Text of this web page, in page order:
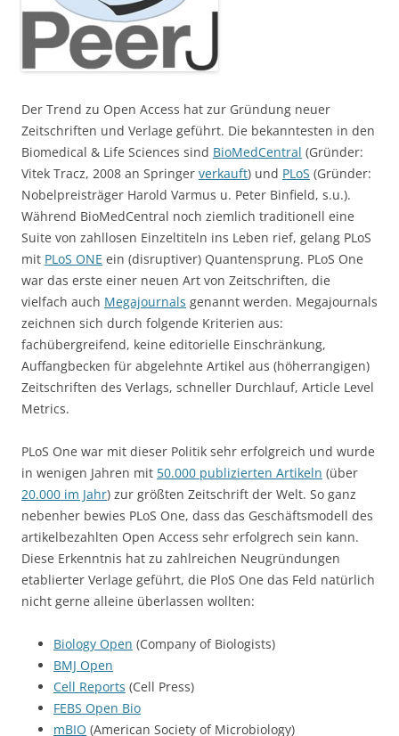
Der Trend zu Open Access hat zur Gründung neuer
Zeitschriften und Verlage geführt. Die bekanntesten in den
Biomedical & Life Sciences sind BioMedCentral (Gründer:
Vitek Tracz, 2008 an Springer verkauft) und PLoS (Gründer:
Nobelpreisträger Harold Varmus u. Peter Binfield, s.u.).
Während BioMedCentral noch ziemlich traditionell eine
Suite von zahllosen Einzeltiteln ins Leben rief, gelang PLoS
mit PLoS ONE ein (disruptiver) Quantensprung. PLoS One
war das erste einer neuen Art von Zeitschriften, die
vielfach auch Megajournals genannt werden. Megajournals
zeichnen sich durch folgende Kriterien aus:
fachübergreifend, keine editorielle Einschränkung,
Auffangbecken für abgelehnte Artikel aus (höherrangigen)
Zeitschriften des Verlags, schneller Durchlauf, Article Level
Metrics.
PLoS One war mit dieser Politik sehr erfolgreich und wurde
in wenigen Jahren mit 50.000 publizierten Artikeln (über
20.000 im Jahr) zur größten Zeitschrift der Welt. So ganz
nebenher bewies PLoS One, dass das Geschäftsmodell des
artikelbezahlten Open Access sehr erfolgrech sein kann.
Diese Erkenntnis hat zu zahlreichen Neugründungen
etablierter Verlage geführt, die PloS One das Feld natürlich
nicht gerne alleine überlassen wollten:
Biology Open (Company of Biologists)
BMJ Open
Cell Reports (Cell Press)
FEBS Open Bio
mBIO (American Society of Microbiology)